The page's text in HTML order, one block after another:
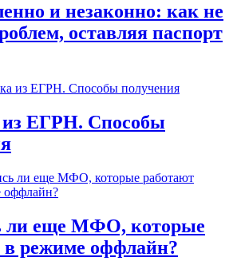
и незаконно: как не
оставляя паспорт
ЕГРН. Способы
ли еще МФО, которые
в режиме оффлайн?